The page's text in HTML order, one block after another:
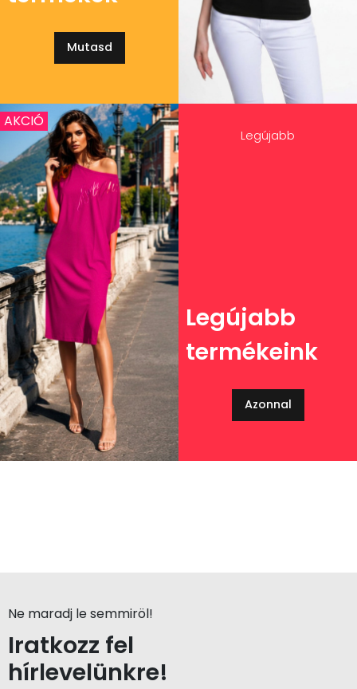
Mutasd
Legújabb
Legújabb
termékeink
Azonnal
AKCIÓ
Ne maradj le semmiröl!
Iratkozz fel
hírlevelünkre!